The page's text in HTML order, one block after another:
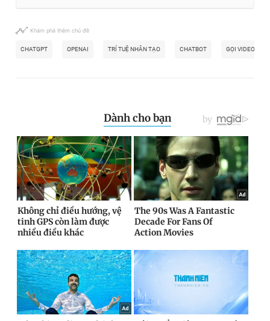
Khám phá thêm chủ đề
CHATGPT OPENAI TRÍ TUỆ NHÂN TẠO CHATBOT GỌI VIDEO